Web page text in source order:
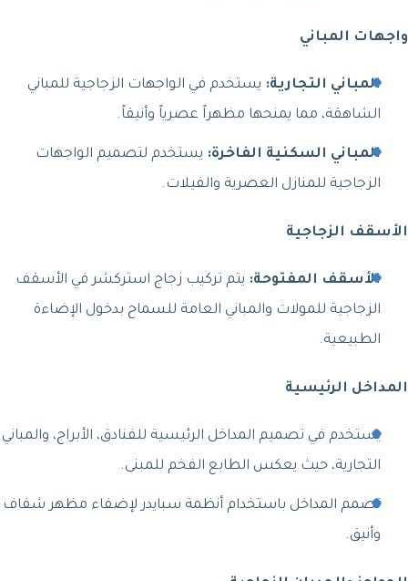
واجهات المباني
المباني التجارية: يستخدم في الواجهات الزجاجية للمباني
الشاهقة، مما يمنحها مظهراً عصرياً وأنيقاً.
المباني السكنية الفاخرة: يستخدم لتصميم الواجهات
الزجاجية للمنازل العصرية والفيلات.
الأسقف الزجاجية
الأسقف المفتوحة: يتم تركيب زجاج استركشر في الأسقف
الزجاجية للمولات والمباني العامة للسماح بدخول الإضاءة
الطبيعية.
المداخل الرئيسية
يستخدم في تصميم المداخل الرئيسية للفنادق، الأبراج، والمباني
التجارية، حيث يعكس الطابع الفخم للمبنى.
تصمم المداخل باستخدام أنظمة سبايدر لإضفاء مظهر شفاف
وأنيق.